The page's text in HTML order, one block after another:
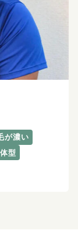
が濃い
型